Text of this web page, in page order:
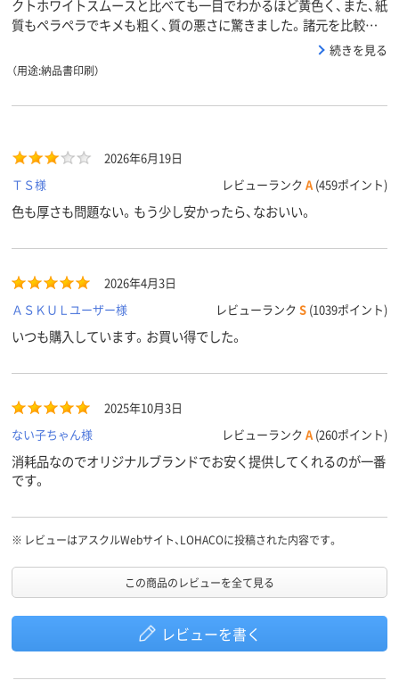
クトホワイトスムースと比べても一目でわかるほど黄色く、また、紙
質もペラペラでキメも粗く、質の悪さに驚きました。諸元を比較…
続きを見る
（用途:納品書印刷）
2026年6月19日
ＴＳ様
レビューランク A (459ポイント)
色も厚さも問題ない。もう少し安かったら、なおいい。
2026年4月3日
ＡＳＫＵＬユーザー様
レビューランク S (1039ポイント)
いつも購入しています。お買い得でした。
2025年10月3日
ない子ちゃん様
レビューランク A (260ポイント)
消耗品なのでオリジナルブランドでお安く提供してくれるのが一番
です。
※ レビューはアスクルWebサイト、LOHACOに投稿された内容です。
この商品のレビューを全て見る
レビューを書く